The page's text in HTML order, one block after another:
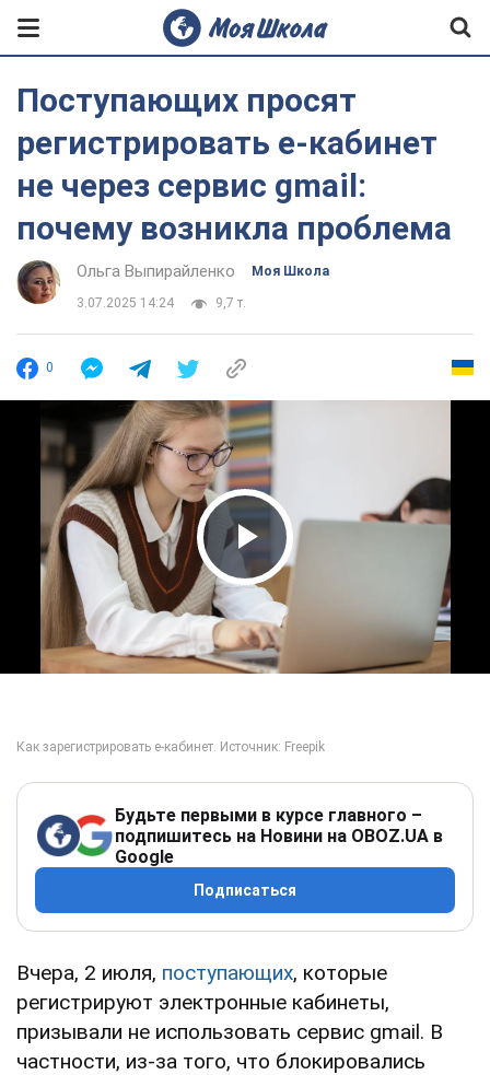
Поступающих просят
регистрировать е-кабинет
не через сервис gmail:
почему возникла проблема
Ольга Выпирайленко Моя Школа
3.07.2025 14:24 9,7 т.
0
Play Video
Будьте первыми в курсе главного –
подпишитесь на Новини на OBOZ.UA в
Google
Подписаться
Вчера, 2 июля, поступающих, которые
регистрируют электронные кабинеты,
призывали не использовать сервис gmail. В
частности, из-за того, что блокировались